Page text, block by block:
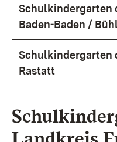
Schulkindergarten
Baden-Baden / Bühl
Schulkindergarten
Rastatt